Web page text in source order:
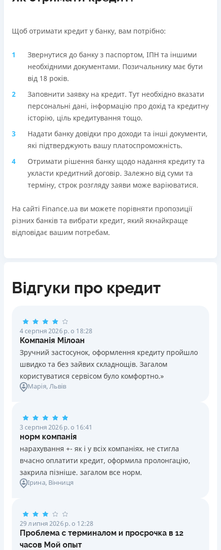
Щоб отримати кредит у банку, вам потрібно:
Звернутися до банку з паспортом, ІПН та іншими
необхідними документами. Позичальнику має бути
від 18 років.
Заповнити заявку на кредит. Тут необхідно вказати
персональні дані, інформацію про дохід та кредитну
історію, ціль кредитування тощо.
Надати банку довідки про доходи та інші документи,
які підтверджують вашу платоспроможність.
Отримати рішення банку щодо надання кредиту та
укласти кредитний договір. Залежно від суми та
терміну, строк розгляду заяви може варіюватися.
На сайті Finance.ua ви можете порівняти пропозиції
різних банків та вибрати кредит, який якнайкраще
відповідає вашим потребам.
Відгуки про кредит
4 серпня 2026 р. о 18:28
Компанія Мілоан
Зручний застосунок, оформлення кредиту пройшло
швидко та без зайвих складнощів. Загалом
користуватися сервісом було комфортно.»
Марія, Львів
3 серпня 2026 р. о 16:41
норм компанія
нарахування +- як і у всіх компаніях. не стигла
вчасно оплатити кредит, оформила пролонгацію,
закрила пізніше. загалом все норм.
Ірина, Вінниця
29 липня 2026 р. о 12:28
Проблема с терминалом и просрочка в 12
часов Мой опыт